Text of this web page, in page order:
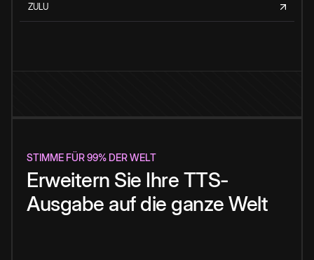
ZULU
STIMME FÜR 99% DER WELT
Erweitern Sie Ihre TTS-
Ausgabe auf die ganze Welt